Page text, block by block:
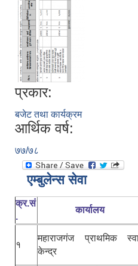
प्रकार:
बजेट तथा कार्यक्रम
आर्थिक वर्ष:
७७/७८
एम्बुलेन्स सेवा
क्र.सं
.
कार्यालय
१
महाराजगंज प्राथमिक
केन्द्र